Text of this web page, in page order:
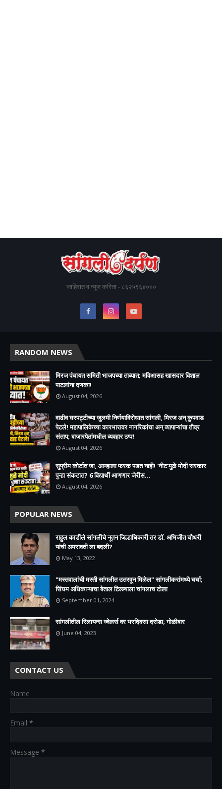
जाहिरात व न्यूज करिता - ८६२५९६४०००
RANDOM NEWS
मिरज पंचायत समिती भाजपच्या ताब्यात; मविआसह खासदार विशाल
पाटलांना दणका!
August 04, 2026
वाढीव घरपट्टीच्या जुलमी निर्णयाविरोधात सांगली, मिरज अन् कुपवाड
पेटले! महापालिकेच्या कारभारावर नागरिकांचा अन् व्यापाऱ्यांचा तीव्र
संताप; बाजारपेठांमधील व्यवहार ठप्प!​
August 04, 2026
सुप्रीम कोर्टात जा, आम्हाला फरक पडत नाही! 'नीट'मुळे मोदी सरकार
पुन्हा संकटात? 6 विद्यार्थी आणणार जेरीस...
August 04, 2026
POPULAR NEWS
राहुल कार्डीले सांगलीचे नूतन जिल्हाधिकारी तर डॉ. अभिजीत चौधरी
यांची अमरावती ला बदली?
May 13, 2022
"मस्तवालांची मस्ती सांगलीत उतरवून मिळेल" सांगलीकरांमध्ये चर्चा;
सिंघम अधिकाऱ्याचा बेताल टिल्ल्याला चांगलाच टोला
September 01, 2024
सांगलीतील रिलायन्स ज्वेलर्स वर भरदिवसा दरोडा; गोळीबार
June 04, 2023
CONTACT US
Name
Email *
Message *